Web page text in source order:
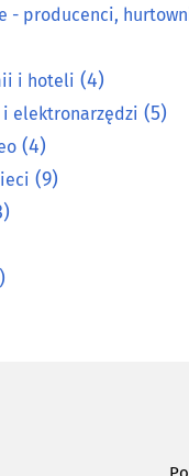
- producenci,
i hoteli (4)
i elektronarzędzi (5)
(4)
(9)